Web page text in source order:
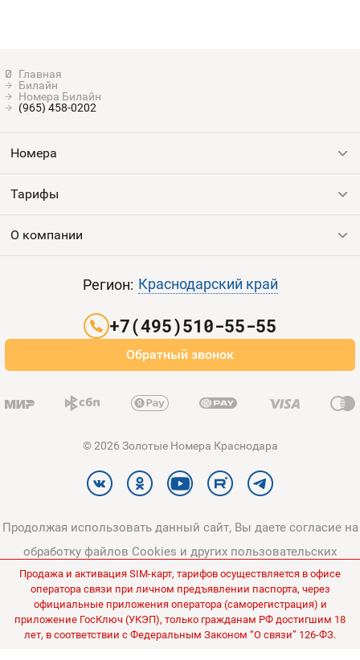
Билайн
Номера Билайн
(965) 458-0202
Номера
Все номера
Тарифы
Выгодные тарифы
О компании
Оплата и доставка
Регион: Краснодарский край
+7(495)510-55-55
Обратный звонок
© 2026 Золотые Номера Краснодара
Продолжая использовать данный сайт, Вы даете согласие на
обработку файлов Cookies и других пользовательских
данных, в соответствии сПолитикой конфиденциальности
Политикой в отношении обработки персональных данных
Все цены на сайте указаны без НДС.
Продажа и активация SIM-карт, тарифов осуществляется в офисе
оператора связи при личном предъявлении паспорта, через
официальные приложения оператора (саморегистрация) и
приложение ГосКлюч (УКЭП), только гражданам РФ достигшим 18
лет, в соответствии с Федеральным Законом “О связи” 126-ФЗ.